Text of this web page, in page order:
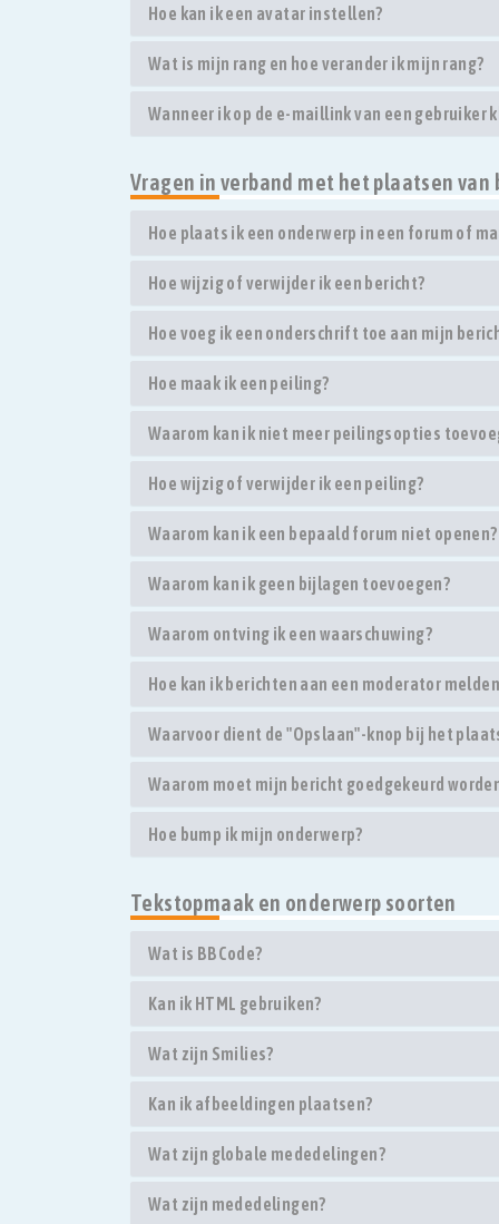
Hoe kan ik een avatar instellen?
Wat is mijn rang en hoe verander ik mijn rang?
Wanneer ik op de e-maillink van een gebruiker
Vragen in verband met het plaatsen van
Hoe plaats ik een onderwerp in een forum of
Hoe wijzig of verwijder ik een bericht?
Hoe voeg ik een onderschrift toe aan mijn
Hoe maak ik een peiling?
Waarom kan ik niet meer peilingsopties
Hoe wijzig of verwijder ik een peiling?
Waarom kan ik een bepaald forum niet openen?
Waarom kan ik geen bijlagen toevoegen?
Waarom ontving ik een waarschuwing?
Hoe kan ik berichten aan een moderator
Waarvoor dient de "Opslaan"-knop bij het
Waarom moet mijn bericht goedgekeurd
Hoe bump ik mijn onderwerp?
Tekstopmaak en onderwerp soorten
Wat is BBCode?
Kan ik HTML gebruiken?
Wat zijn Smilies?
Kan ik afbeeldingen plaatsen?
Wat zijn globale mededelingen?
Wat zijn mededelingen?